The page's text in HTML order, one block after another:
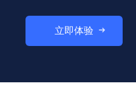
立即体验